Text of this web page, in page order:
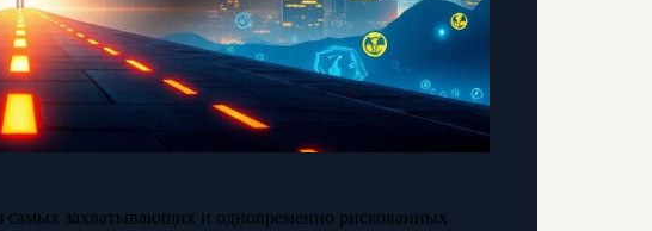
захватывающих и одновременно рискованных